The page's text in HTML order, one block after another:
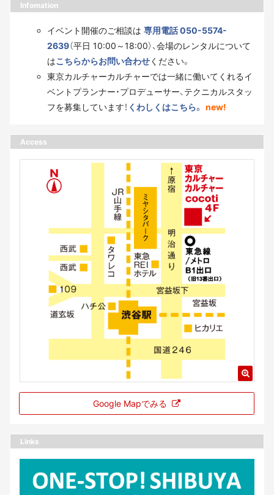
Infomation
イベント開催のご相談は 専用電話 050-5574-
2639（平日 10:00～18:00）、会場のレンタルについて
はこちらからお問い合わせください。
東京カルチャーカルチャーでは一緒に働いてくれるイ
ベントプランナー・プロデューサー、テクニカルスタッ
フを募集しています！ くわしくはこちら。 new!
Access
Google Mapでみる
Links